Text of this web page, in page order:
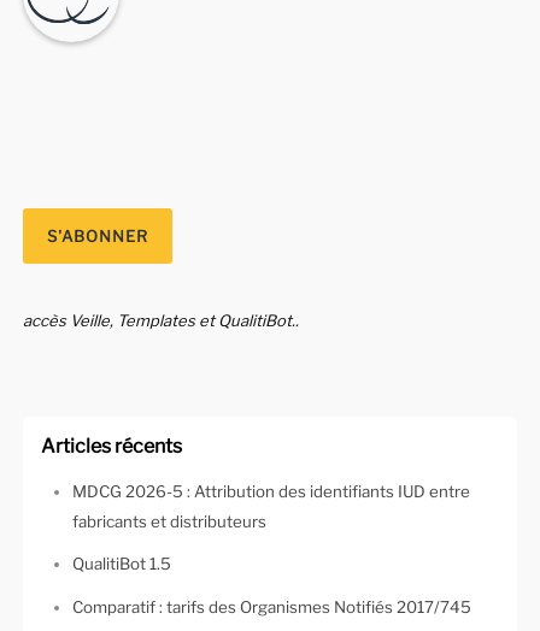
accès Veille, Templates et QualitiBot..
Articles récents
MDCG 2026-5 : Attribution des identifiants IUD entre
fabricants et distributeurs
QualitiBot 1.5
Comparatif : tarifs des Organismes Notifiés 2017/745